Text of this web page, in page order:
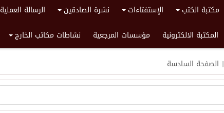
مكتبة الكتب الإستفتاءات نشرة الصادقين الرسالة العملية
المكتبة الالكترونية مؤسسات المرجعية نشاطات مكاتب الخارج
| الصفحة السادسة